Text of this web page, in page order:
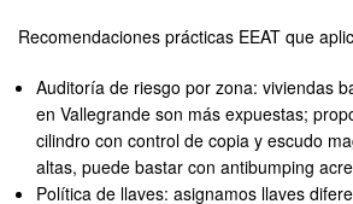
Recomendaciones prácticas EEAT que
Auditoría de riesgo por zona: viviendas
en Vallegrande son más expuestas;
cilindro con control de copia y escudo
altas, puede bastar con antibumping
Política de llaves: asignamos llaves